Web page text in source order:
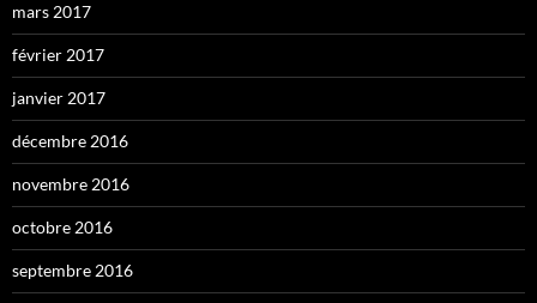
mars 2017
février 2017
janvier 2017
décembre 2016
novembre 2016
octobre 2016
septembre 2016